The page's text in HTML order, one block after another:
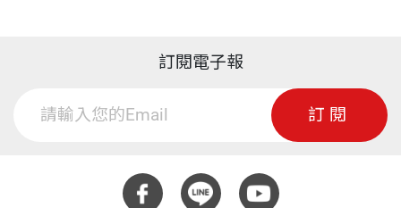
訂閱電子報
訂閱